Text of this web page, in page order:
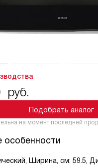
руб.
Подобрать аналог
на момент последней
особенности
Ширина, см: 59.5,